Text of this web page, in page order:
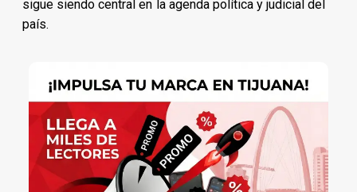
sigue siendo central en la agenda política y judicial del
país.